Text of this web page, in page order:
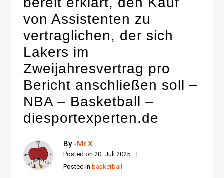
von Assistenten zu
vertraglichen, der sich
Lakers im
Zweijahresvertrag pro
Bericht anschließen soll –
NBA – Basketball –
diesportexperten.de
By -Mr.X
Posted on20. Juli 2025
Posted in basketball